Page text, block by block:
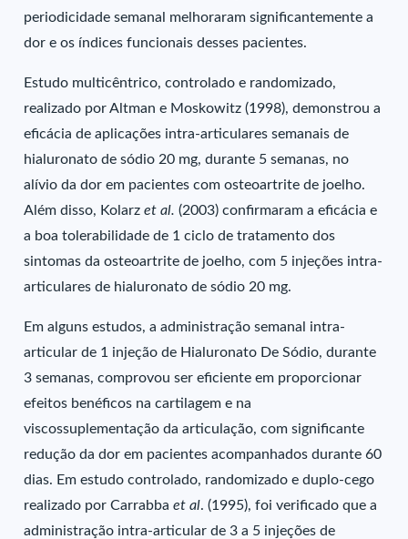
periodicidade semanal melhoraram significantemente a
dor e os índices funcionais desses pacientes.
Estudo multicêntrico, controlado e randomizado,
realizado por Altman e Moskowitz (1998), demonstrou a
eficácia de aplicações intra-articulares semanais de
hialuronato de sódio 20 mg, durante 5 semanas, no
alívio da dor em pacientes com osteoartrite de joelho.
Além disso, Kolarz et al.(2003) confirmaram a eficácia e
a boa tolerabilidade de 1 ciclo de tratamento dos
sintomas da osteoartrite de joelho, com 5 injeções intra-
articulares de hialuronato de sódio 20 mg.
Em alguns estudos, a administração semanal intra-
articular de 1 injeção de Hialuronato De Sódio, durante
3 semanas, comprovou ser eficiente em proporcionar
efeitos benéficos na cartilagem e na
viscossuplementação da articulação, com significante
redução da dor em pacientes acompanhados durante 60
dias. Em estudo controlado, randomizado e duplo-cego
realizado por Carrabbaet al. (1995), foi verificado que a
administração intra-articular de 3 a 5 injeções de